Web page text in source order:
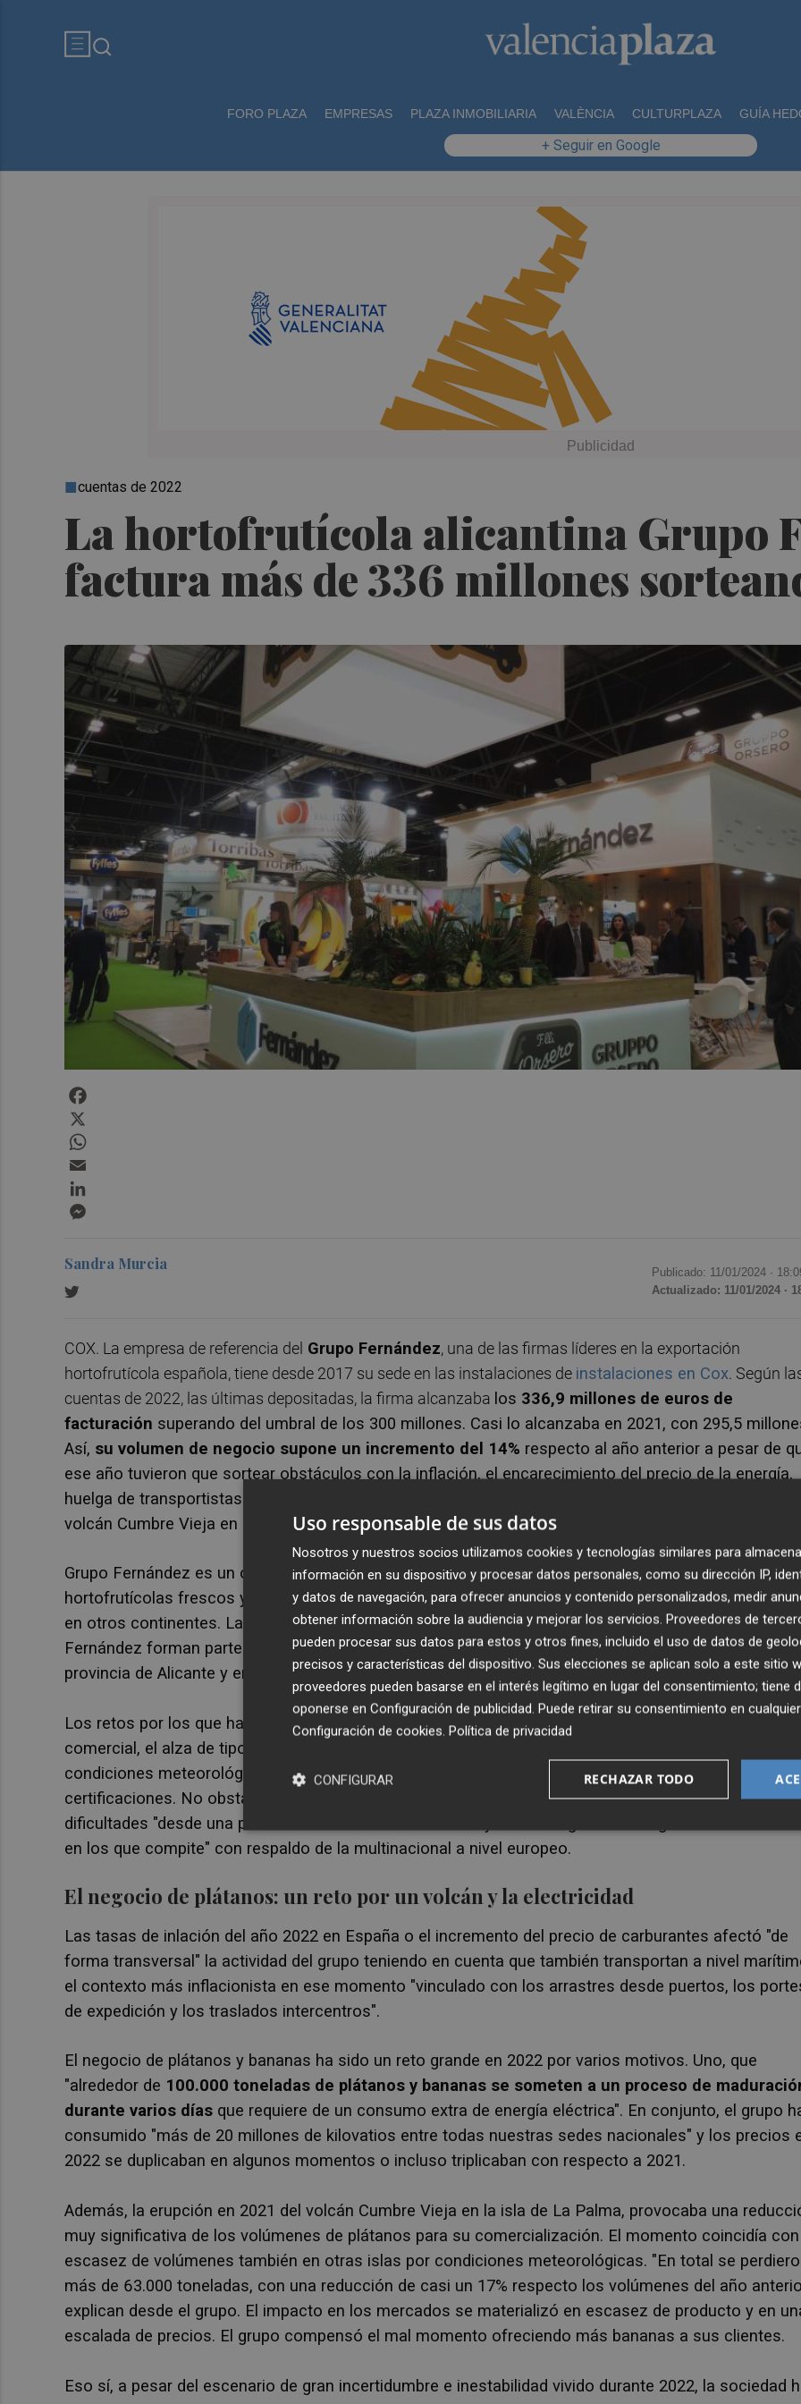
FORO PLAZA EMPRESAS PLAZA INMOBILIARIA VALÈNCIA CULTURPLAZA GUÍA
+ Seguir en Google
La hortofrutícola alicantina Grupo
factura más de 336 millones
cuentas de 2022
Sandra Murcia Publicado: 11/01/2024 ·
Actualizado: 11/01/2024 ·
COX. La empresa de referencia del Grupo Fernández, una de las firmas líderes en la exportación
hortofrutícola española, tiene desde 2017 su sede en las instalaciones de instalaciones en Cox. Según
cuentas de 2022, las últimas depositadas, la firma alcanzaba los 336,9 millones de euros de
facturación superando del umbral de los 300 millones. Casi lo alcanzaba en 2021, con 295,5
Así, su volumen de negocio supone un incremento del 14% respecto al año anterior a pesar de
ese año tuvieron que sortear obstáculos con la inflación, el encarecimiento del precio de la energía,
huelga de transportistas o, incluso, las dificultades con el negocio de plátanos por la erupción del
volcán Cumbre Vieja en La Palma en 2021.
Grupo Fernández es un operador en el sector de la distribución en España de productos
hortofrutícolas frescos y su actividad principal es la compra y venta de productos, en el país,
en otros continentes. La empresa está controlada ahora por la italiana Orsero(de la que los
Fernández forman parte como accionistas). La compañía es una de las que más facturan en la
provincia de Alicante y en el último ranking aparece en el sexto puesto.
Los retos por los que ha pasado su negocio en el ejercicio de 2022 han sido el incremento del riesgo
comercial, el alza de tipos de interés y la menor concesión de créditos por parte de la banca,
condiciones meteorológicas adversas y cambios en normativas como aranceles, fitosanitarios o
certificaciones. No obstante, según el informe de gestión de la compañía, han afrontado las
dificultades "desde una posición de fortaleza económica y de liderazgo en los segmentos del
en los que compite" con respaldo de la multinacional a nivel europeo.
El negocio de plátanos: un reto por un volcán y la electricidad
Las tasas de inlación del año 2022 en España o el incremento del precio de carburantes afectó "de
forma transversal" la actividad del grupo teniendo en cuenta que también transportan a nivel
el contexto más inflacionista en ese momento "vinculado con los arrastres desde puertos, los
de expedición y los traslados intercentros".
El negocio de plátanos y bananas ha sido un reto grande en 2022 por varios motivos. Uno, que
"alrededor de 100.000 toneladas de plátanos y bananas se someten a un proceso de
durante varios días que requiere de un consumo extra de energía eléctrica". En conjunto, el grupo
consumido "más de 20 millones de kilovatios entre todas nuestras sedes nacionales" y los precios
2022 se duplicaban en algunos momentos o incluso triplicaban con respecto a 2021.
Además, la erupción en 2021 del volcán Cumbre Vieja en la isla de La Palma, provocaba una
muy significativa de los volúmenes de plátanos para su comercialización. El momento coincidía con
escasez de volúmenes también en otras islas por condiciones meteorológicas. "En total se
más de 63.000 toneladas, con una reducción de casi un 17% respecto los volúmenes del año
explican desde el grupo. El impacto en los mercados se materializó en escasez de producto y en
escalada de precios. El grupo compensó el mal momento ofreciendo más bananas a sus clientes.
Eso sí, a pesar del escenario de gran incertidumbre e inestabilidad vivido durante 2022, la sociedad
Uso responsable de sus datos
Nosotros y nuestros socios utilizamos cookies y tecnologías similares para
información en su dispositivo y procesar datos personales, como su dirección IP,
y datos de navegación, para ofrecer anuncios y contenido personalizados, medir
obtener información sobre la audiencia y mejorar los servicios. Proveedores de
pueden procesar sus datos para estos y otros fines, incluido el uso de datos de
precisos y características del dispositivo. Sus elecciones se aplican solo a este sitio
proveedores pueden basarse en el interés legítimo en lugar del consentimiento; tiene
oponerse en Configuración de publicidad. Puede retirar su consentimiento en
Configuración de cookies. Política de privacidad
RECHAZAR TODO
CONFIGURAR